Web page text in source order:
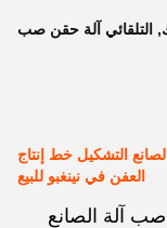
, التلقائي آلة حقن صب
التشكيل خط إنتاج
العفن في نينغبو للبيع
آلة الصانع